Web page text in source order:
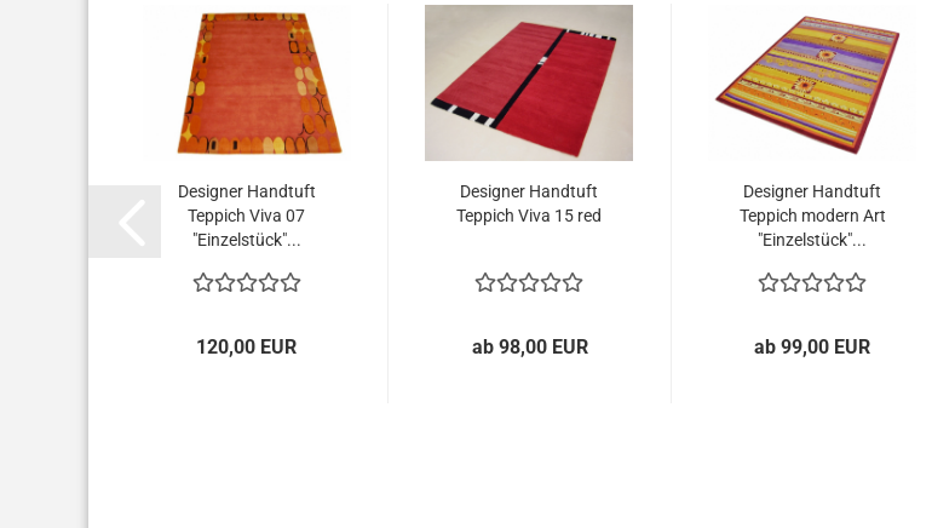
Designer Handtuft
Teppich Viva 07
"Einzelstück"...
120,00 EUR
Designer Handtuft
Teppich Viva 15 red
ab 98,00 EUR
Designer Handtuft
Teppich modern Art
"Einzelstück"...
ab 99,00 EUR